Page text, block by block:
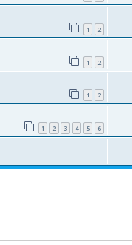
1 2
1 2
1 2
1 2 3 4 5 6